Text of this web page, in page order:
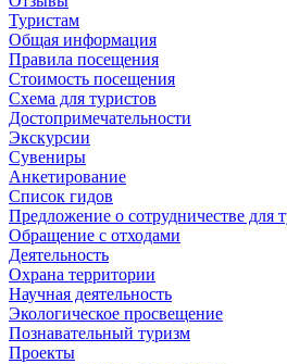
Туристам
Общая информация
Правила посещения
Стоимость посещения
Схема для туристов
Достопримечательности
Экскурсии
Сувениры
Анкетирование
Список гидов
Предложение о сотрудничестве для
Обращение с отходами
Деятельность
Охрана территории
Научная деятельность
Экологическое просвещение
Познавательный туризм
Проекты